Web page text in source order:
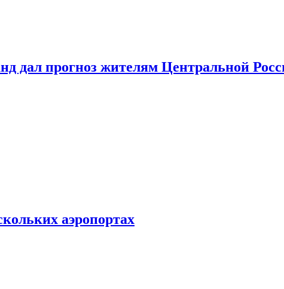
дал прогноз жителям Центральной
аэропортах